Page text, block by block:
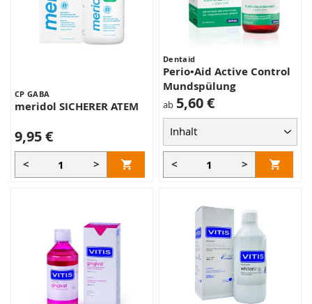
CP GABA
meridol SICHERER ATEM
9,95 €
< >
Dentaid
Perio•Aid Active Control
Mundspülung
ab 5,60 €
< >